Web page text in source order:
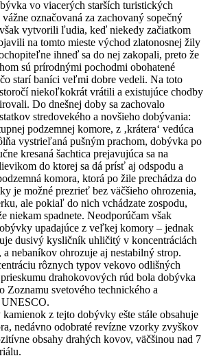
vo viacerých starších turistických
označovaná za zachovaný sopečný
však vytvorili ľudia, keď niekedy začiatkom
na tomto mieste východ zlatonosnej žily
ihneď sa do nej zakopali, preto že
sú prírodnými pochodmi obohatené
starí baníci veľmi dobre vedeli. Na toto
niekoľkokrát vrátili a existujúce chodby
Do dnešnej doby sa zachovalo
stredovekého a novšieho dobývania:
podzemnej komore, z ‚krátera‘ vedúca
vystrieľaná pušným prachom, dobývka po
kresaná šachtica prejavujúca sa na
do ktorej sa dá prísť aj odspodu a
komora, ktorá po žile prechádza do
je možné prezrieť bez väčšieho ohrozenia,
ale pokiaľ do nich vchádzate zospodu,
niekam spadnete. Neodporúčam však
upadajúce z veľkej komory – jednak
dusivý kysličník uhličitý v koncentráciách
nebaníkov ohrozuje aj nestabilný strop.
rôznych typov vekovo odlišných
drahokovových rúd bola dobývka
Zoznamu svetového technického a
UNESCO.
z tejto dobývky ešte stále obsahuje
nedávno odobraté revízne vzorky zvyškov
obsahy drahých kovov, väčšinou nad 7